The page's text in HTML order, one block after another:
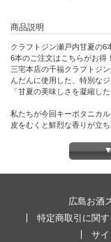
商品説明
クラフトジン瀬戸内甘夏の6
6本のご注文はこちらがお得！
三宅本店の千福クラフトジ
んだんに使用した、特別なジ
「甘夏の美味しさを凝縮し
私たちが今回キーボタニカ
皮をむくと鮮烈な香りが立
この時の感動を「ジン」と
キーボタニカルに甘夏を使
こだわりの素材から生まれ
みください。
瀬戸内地方の魅力をガラス
▼
広島お酒
特定商取引に関
サ